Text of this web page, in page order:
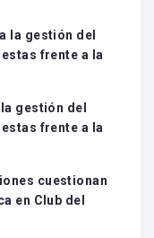
la gestión del
frente a la
gestión del
frente a la
cuestionan
en Club del